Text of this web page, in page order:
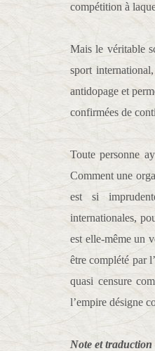
compétition à
Mais le véritable
sport
antidopage et
confirmées de
Toute personne
Comment une
est si
internationales,
est elle-même un
être complété par
quasi censure
l’empire désigne
Note et